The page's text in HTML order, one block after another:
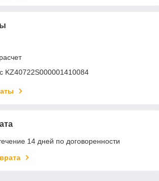
KZ40722S000001410084
14 дней по договоренности